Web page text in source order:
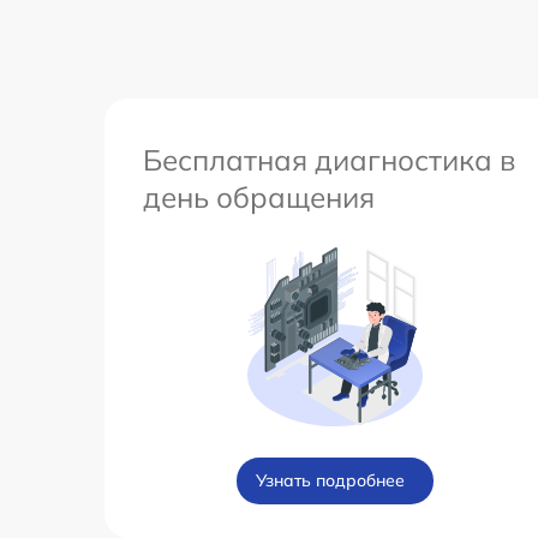
Бесплатная диагностика в
день обращения
Узнать подробнее